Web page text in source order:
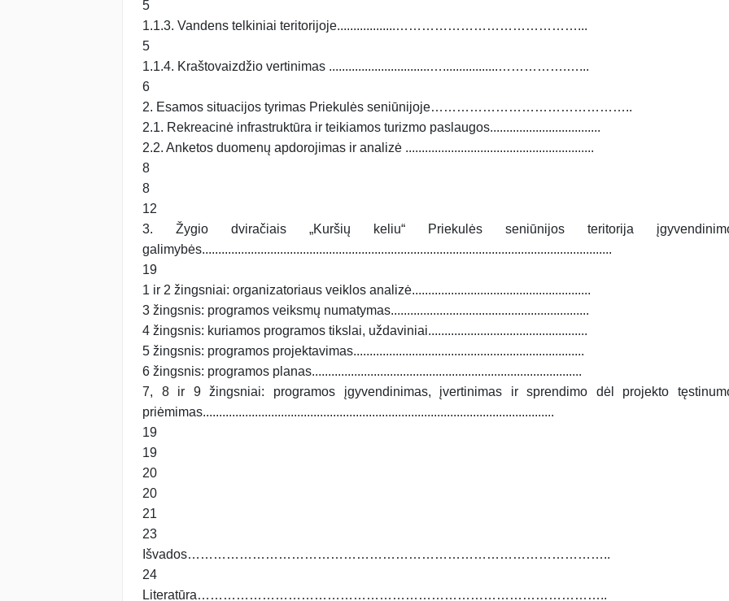
5
1.1.3. Vandens telkiniai teritorijoje..................……………………………………...
5
1.1.4. Kraštovaizdžio vertinimas ...............................….................…………….…...
6
2. Esamos situacijos tyrimas Priekulės seniūnijoje………………………………………..
2.1. Rekreacinė infrastruktūra ir teikiamos turizmo paslaugos..................................
2.2. Anketos duomenų apdorojimas ir analizė ..........................................................
8
8
12
3. Žygio dviračiais „Kuršių keliu“ Priekulės seniūnijos teritorija
galimybės..............................................................................................................................
19
1 ir 2 žingsniai: organizatoriaus veiklos analizė.......................................................
3 žingsnis: programos veiksmų numatymas.............................................................
4 žingsnis: kuriamos programos tikslai, uždaviniai.................................................
5 žingsnis: programos projektavimas.......................................................................
6 žingsnis: programos planas...................................................................................
7, 8 ir 9 žingsniai: programos įgyvendinimas, įvertinimas ir sprendimo dėl projekto
priėmimas............................................................................................................
19
19
20
20
21
23
Išvados……………………………………………………………………………………..
24
Literatūra…………………………………………………………………………………..